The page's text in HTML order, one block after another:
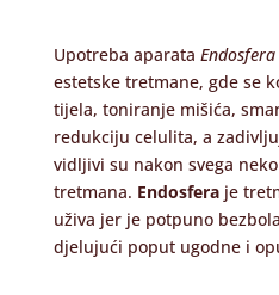
Upotreba aparata Endosfera
estetske tretmane, gde se
tijela, toniranje mišića,
redukciju celulita, a
vidljivi su nakon svega
tretmana. Endosfera je
uživa jer je potpuno
djelujući poput ugodne i